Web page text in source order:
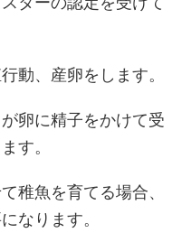
動、産卵をします。
卵に精子をかけて受
す。
稚魚を育てる場合、
なります。